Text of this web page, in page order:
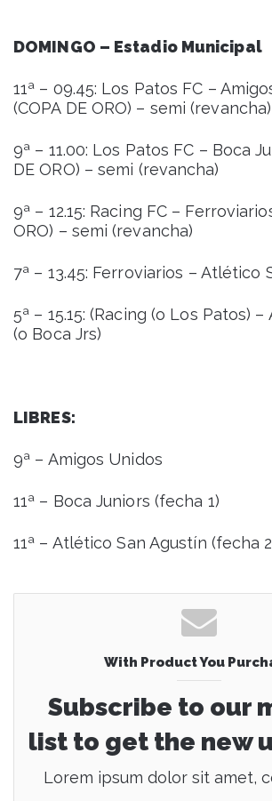
DOMINGO – Estadio Municipal
11ª – 09.45: Los Patos FC –
(COPA DE ORO) – semi (revancha)
9ª – 11.00: Los Patos FC – Boca
DE ORO) – semi (revancha)
9ª – 12.15: Racing FC –
ORO) – semi (revancha)
7ª – 13.45: Ferroviarios – Atlético
5ª – 15.15: (Racing (o Los Patos)
(o Boca Jrs)
LIBRES:
9ª – Amigos Unidos
11ª – Boca Juniors (fecha 1)
11ª – Atlético San Agustín (fecha
With Product You
Subscribe to our
list to get the new
Lorem ipsum dolor sit amet,